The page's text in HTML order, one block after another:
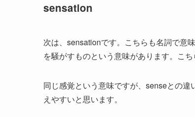
sensation
次は、sensationです。こちらも名詞で
を騒がすものという意味があります。こ
同じ感覚という意味ですが、senseとの
えやすいと思います。